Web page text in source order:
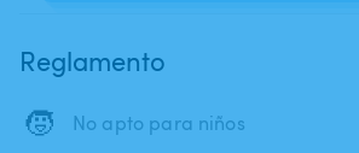
Reglamento
🧒 No apto para niños